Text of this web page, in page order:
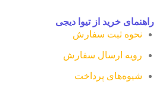
راهنمای خرید از تیوا دیجی
نحوه ثبت سفارش
رویه ارسال سفارش
شیوه‌های پرداخت